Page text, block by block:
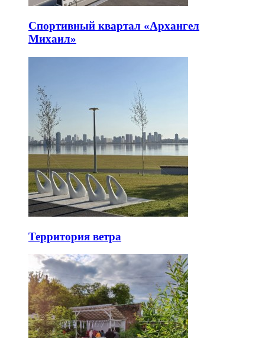
Спортивный квартал «Архангел
Михаил»
Территория ветра